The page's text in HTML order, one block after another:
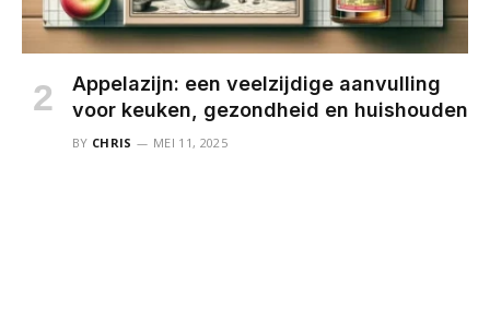
Appelazijn: een veelzijdige aanvulling
voor keuken, gezondheid en huishouden
BY CHRIS MEI 11, 2025